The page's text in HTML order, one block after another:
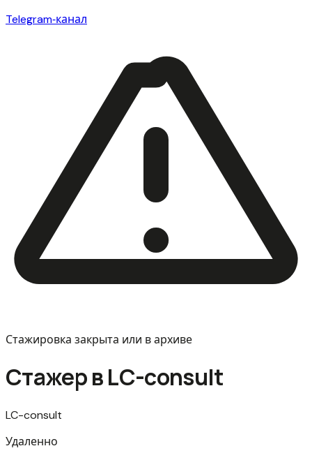
Telegram‑канал
Стажировка закрыта или в архиве
Стажер в LC-consult
LC-consult
Удаленно